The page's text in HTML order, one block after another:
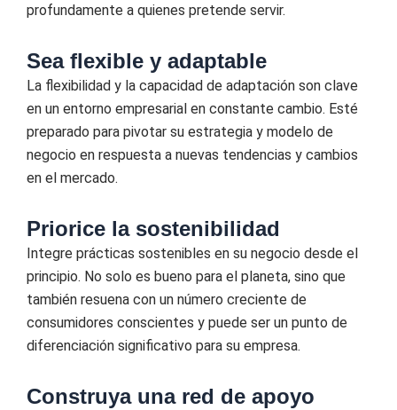
profundamente a quienes pretende servir.
Sea flexible y adaptable
La flexibilidad y la capacidad de adaptación son clave
en un entorno empresarial en constante cambio. Esté
preparado para pivotar su estrategia y modelo de
negocio en respuesta a nuevas tendencias y cambios
en el mercado.
Priorice la sostenibilidad
Integre prácticas sostenibles en su negocio desde el
principio. No solo es bueno para el planeta, sino que
también resuena con un número creciente de
consumidores conscientes y puede ser un punto de
diferenciación significativo para su empresa.
Construya una red de apoyo